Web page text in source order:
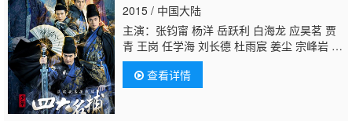
2015 / 中国大陆
主演：张钧甯 杨洋 岳跃利 白海龙 应昊茗 贾
青 王岗 任学海 刘长德 杜雨宸 姜尘 宗峰岩 杨
天翔 田牧宸 程诚 吴映洁 吴谨言 张翰 孙彬
皓 杨明娜 刘校妤 王海祥 Yongchen Qian 姜
广涛 郑爽 陈伟霆 华娇 刘思彤 黄宥明 黄文
查看详情